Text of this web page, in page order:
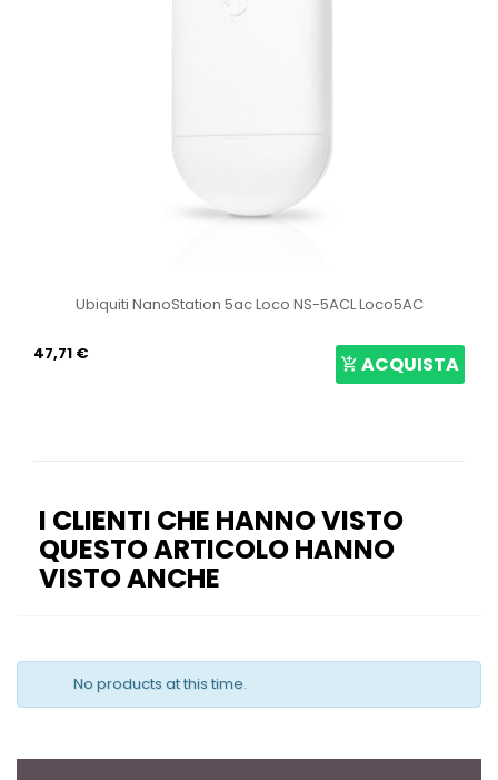
Ubiquiti NanoStation 5ac Loco NS-5ACL Loco5AC
47,71 € ACQUISTA
I CLIENTI CHE HANNO VISTO
QUESTO ARTICOLO HANNO
VISTO ANCHE
No products at this time.